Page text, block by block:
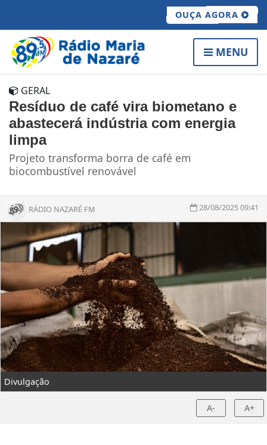
OUÇA AGORA
MENU
GERAL
Resíduo de café vira biometano e
abastecerá indústria com energia
limpa
Projeto transforma borra de café em
biocombustível renovável
RÁDIO NAZARÉ FM 28/08/2025 09:41
Divulgação
A- A+